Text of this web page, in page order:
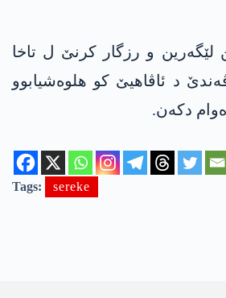
لێگەرین و رزگار كرنێ ل تاخا
د ئاڤاھیێ کو ھلوەشیابوو
دكه‌ن.
Tags: sereke